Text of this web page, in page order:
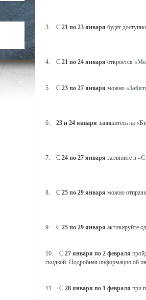
3. С 21 по 23 января будет
4. С 21 по 24 января откроется
5. С 23 по 27 января можно
6. 23 и 24 января запишитесь на
7. С 24 по 27 января загляните в
8. С 25 по 29 января можно
9. С 25 по 29 января активируйте
10. С 27 января по 2 февраля
скидкой. Подробная информация об
11. С 28 января по 1 февраля при